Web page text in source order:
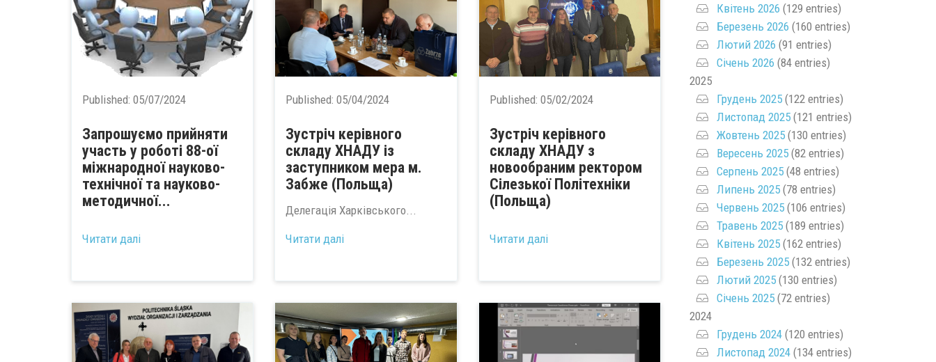
Published: 05/07/2024
Запрошуємо прийняти
участь у роботі 88-ої
міжнародної науково-
технічної та науково-
методичної...
Читати далі
Published:05/04/2024
Зустріч керівного
складу ХНАДУ із
заступником мера м.
Забже (Польща)
Делегація Харківського...
Читати далі
Published: 05/02/2024
Зустріч керівного
складу ХНАДУ з
новообраним ректором
Сілезької Політехніки
(Польща)
Читати далі
Квітень 2026 (129 entries)
Березень 2026 (160 entries)
Лютий 2026 (91 entries)
Січень 2026 (84 entries)
2025
Грудень 2025(122 entries)
Листопад 2025(121 entries)
Жовтень 2025(130 entries)
Вересень 2025(82 entries)
Серпень 2025(48 entries)
Липень 2025(78 entries)
Червень 2025(106 entries)
Травень 2025(189 entries)
Квітень 2025(162 entries)
Березень 2025(132 entries)
Лютий 2025(130 entries)
Січень 2025(72 entries)
2024
Грудень 2024(120 entries)
Листопад 2024(134 entries)